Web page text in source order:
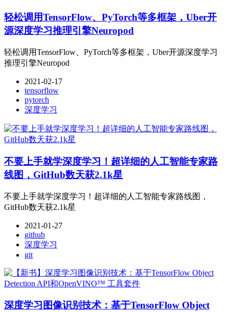
轻松调用TensorFlow、PyTorch等多框架，Uber开
源深度学习推理引擎Neuropod
轻松调用TensorFlow、PyTorch等多框架，Uber开源深度学习
推理引擎Neuropod
2021-02-17
tensorflow
pytorch
深度学习
不要上手就学深度学习！超详细的人工智能专家路
线图，GitHub数天获2.1k星
不要上手就学深度学习！超详细的人工智能专家路线图，
GitHub数天获2.1k星
2021-01-27
github
深度学习
git
深度学习图像识别技术：基于TensorFlow Object